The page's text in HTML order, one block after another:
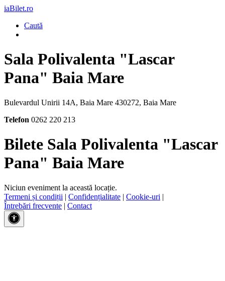
iaBilet.ro
Caută
Sala Polivalenta "Lascar
Pana" Baia Mare
Bulevardul Unirii 14A, Baia Mare 430272, Baia Mare
Telefon 0262 220 213
Bilete Sala Polivalenta "Lascar
Pana" Baia Mare
Niciun eveniment la această locație.
Termeni și condiții | Confidențialitate | Cookie-uri |
Întrebări frecvente | Contact